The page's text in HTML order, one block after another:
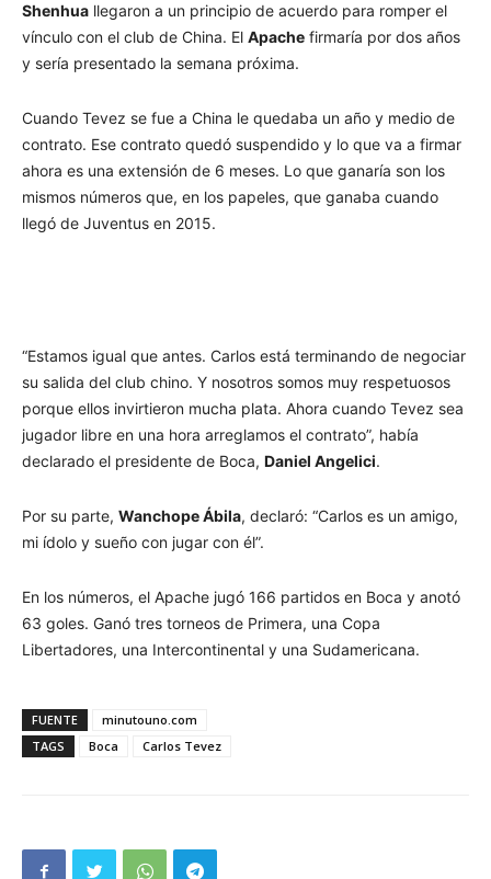
Shenhua llegaron a un principio de acuerdo para romper el
vínculo con el club de China. El Apache firmaría por dos años
y sería presentado la semana próxima.
Cuando Tevez se fue a China le quedaba un año y medio de
contrato. Ese contrato quedó suspendido y lo que va a firmar
ahora es una extensión de 6 meses. Lo que ganaría son los
mismos números que, en los papeles, que ganaba cuando
llegó de Juventus en 2015.
“Estamos igual que antes. Carlos está terminando de negociar
su salida del club chino. Y nosotros somos muy respetuosos
porque ellos invirtieron mucha plata. Ahora cuando Tevez sea
jugador libre en una hora arreglamos el contrato”, había
declarado el presidente de Boca, Daniel Angelici.
Por su parte, Wanchope Ábila, declaró: “Carlos es un amigo,
mi ídolo y sueño con jugar con él”.
En los números, el Apache jugó 166 partidos en Boca y anotó
63 goles. Ganó tres torneos de Primera, una Copa
Libertadores, una Intercontinental y una Sudamericana.
FUENTE
minutouno.com
TAGS
Boca Carlos Tevez